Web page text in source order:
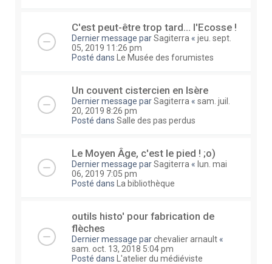
C'est peut-être trop tard... l'Ecosse !
Dernier message parSagiterra « jeu. sept.
05, 2019 11:26 pm
Posté dans
Le Musée des forumistes
Un couvent cistercien en Isère
Dernier message parSagiterra « sam. juil.
20, 2019 8:26 pm
Posté dans Salle des pas perdus
Le Moyen Âge, c'est le pied ! ;o)
Dernier message parSagiterra « lun. mai
06, 2019 7:05 pm
Posté dans
La bibliothèque
outils histo' pour fabrication de
flèches
Dernier message parchevalier arnault «
sam. oct. 13, 2018 5:04 pm
Posté dans
L'atelier du médiéviste